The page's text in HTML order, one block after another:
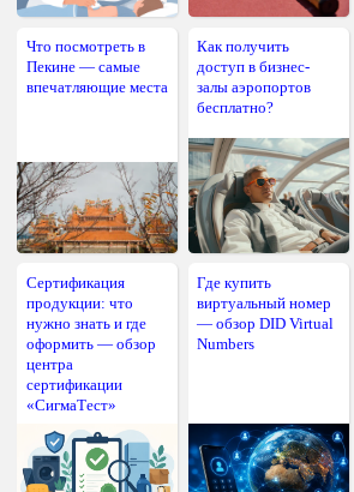
Что посмотреть в
Пекине — самые
впечатляющие места
Как получить
доступ в бизнес-
залы аэропортов
бесплатно?
Сертификация
продукции: что
нужно знать и где
оформить — обзор
центра
сертификации
«СигмаТест»
Где купить
виртуальный номер
— обзор DID Virtual
Numbers